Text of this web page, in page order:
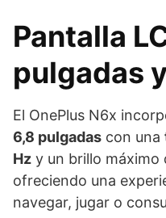
Pantalla
pulgadas
El OnePlus N6x
6,8 pulgadas con una
Hz y un brillo máximo
ofreciendo una
navegar, jugar o